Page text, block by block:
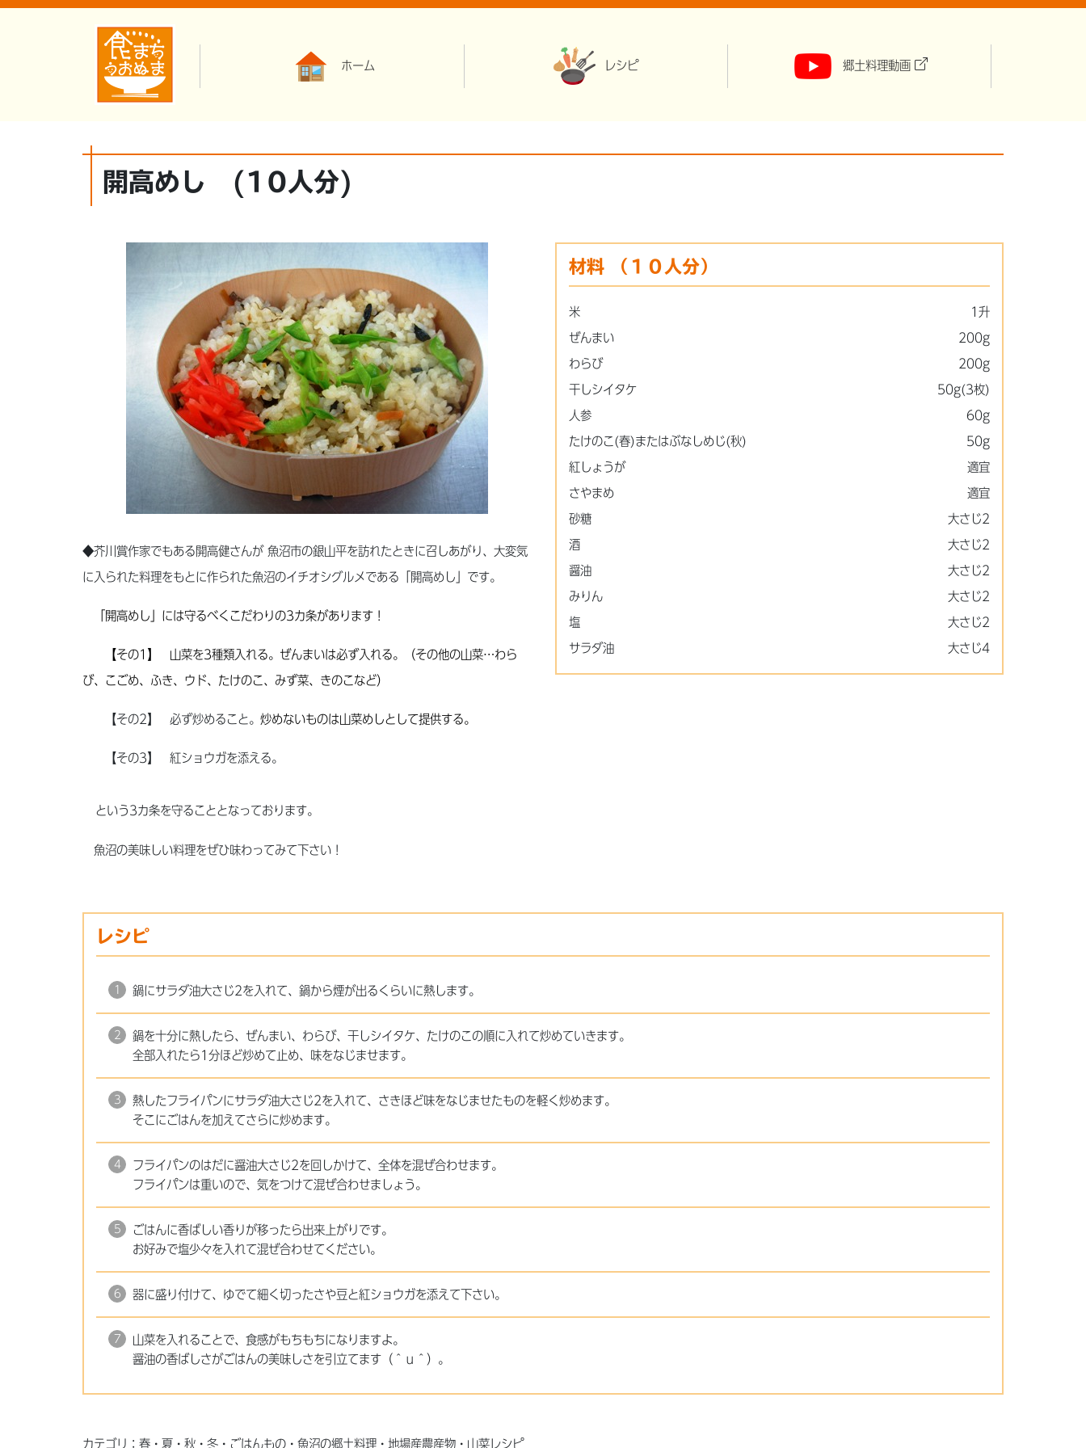
ホーム レシピ 郷土料理動画
開高めし (10人分)
◆芥川賞作家でもある開高健さんが 魚沼市の銀山平を訪れたときに召しあがり、大変気
に入られた料理をもとに作られた魚沼のイチオシグルメである「開高めし」です。
「開高めし」には守るべくこだわりの3カ条があります！
【その1】 山菜を3種類入れる。ぜんまいは必ず入れる。（その他の山菜…わら
び、こごめ、ふき、ウド、たけのこ、みず菜、きのこなど）
【その2】 必ず炒めること。 炒めないものは山菜めしとして提供する。
【その3】 紅ショウガを添える。
という3カ条を守ることとなっております。
魚沼の美味しい料理をぜひ味わってみて下さい！
材料 （１０人分）
米
1升
ぜんまい
200g
わらび
200g
干しシイタケ
50g(3枚)
人参
60g
たけのこ(春)またはぶなしめじ(秋)
50g
紅しょうが
適宜
さやまめ
適宜
砂糖
大さじ2
酒
大さじ2
醤油
大さじ2
みりん
大さじ2
塩
大さじ2
サラダ油
大さじ4
レシピ
鍋にサラダ油大さじ2を入れて、鍋から煙が出るくらいに熱します。
鍋を十分に熱したら、ぜんまい、わらび、干しシイタケ、たけのこの順に入れて炒めていきます。
全部入れたら1分ほど炒めて止め、味をなじませます。
熱したフライパンにサラダ油大さじ2を入れて、さきほど味をなじませたものを軽く炒めます。
そこにごはんを加えてさらに炒めます。
フライパンのはだに醤油大さじ2を回しかけて、全体を混ぜ合わせます。
フライパンは重いので、気をつけて混ぜ合わせましょう。
ごはんに香ばしい香りが移ったら出来上がりです。
お好みで塩少々を入れて混ぜ合わせてください。
器に盛り付けて、ゆでて細く切ったさや豆と紅ショウガを添えて下さい。
山菜を入れることで、食感がもちもちになりますよ。
醤油の香ばしさがごはんの美味しさを引立てます（＾ｕ＾）。
カテゴリ：春・夏・秋・冬・ごはんもの・魚沼の郷土料理・地場産農産物・山菜レシピ